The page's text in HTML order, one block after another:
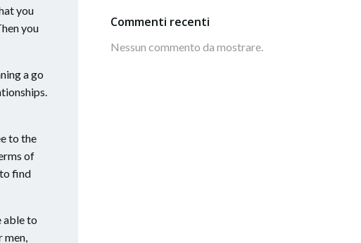
you
you
a go
to the
of
find
able to
Commenti recenti
Nessun commento da mostrare.